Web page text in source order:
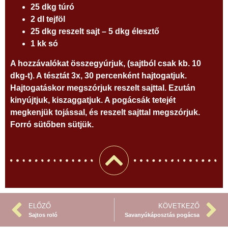
25 dkg túró
2 dl tejföl
25 dkg reszelt sajt – 5 dkg élesztő
1 kk só
A hozzávalókat összegyúrjuk, (sajtból csak kb. 10
dkg-t). A tésztát 3x, 30 percenként hajtogatjuk.
Hajtogatáskor megszórjuk reszelt sajttal. Ezután
kinyújtjuk, kiszaggatjuk. A pogácsák tetejét
megkenjük tojással, és reszelt sajttal megszórjuk.
Forró sütőben sütjük.
ELŐZŐ
Sajtos roló
KÖVETKEZŐ
Savanyúkáposztás pogácsa